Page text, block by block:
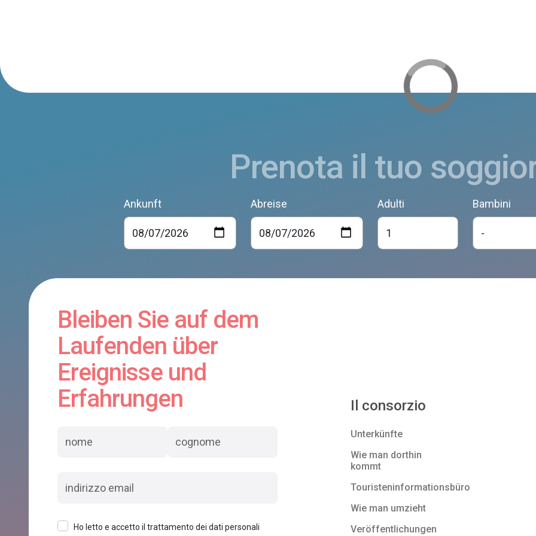
Prenota il tuo
Ankunft Abreise Adulti Bambini
Bleiben Sie auf dem
Laufenden über
Ereignisse und
Erfahrungen
Ho letto e accetto il trattamento dei dati personali
Il consorzio
Unterkünfte
Wie man dorthin
kommt
Touristeninformationsbüro
Wie man umzieht
Veröffentlichungen